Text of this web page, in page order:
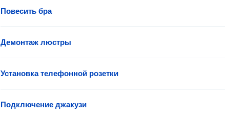
Повесить бра
Демонтаж люстры
Установка телефонной розетки
Подключение джакузи